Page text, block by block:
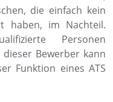
die einfach kein
haben, im Nachteil.
Personen
Bewerber kann
Funktion eines ATS